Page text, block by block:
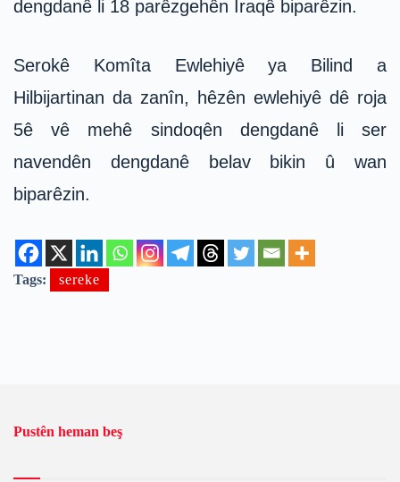
dengdanê li 18 parêzgehên Iraqê biparêzin.
Serokê Komîta Ewlehiyê ya Bilind a
Hilbijartinan da zanîn, hêzên ewlehiyê dê roja
5ê vê mehê sindoqên dengdanê li ser
navendên dengdanê belav bikin û wan
biparêzin.
Tags: sereke
Pustên heman beş